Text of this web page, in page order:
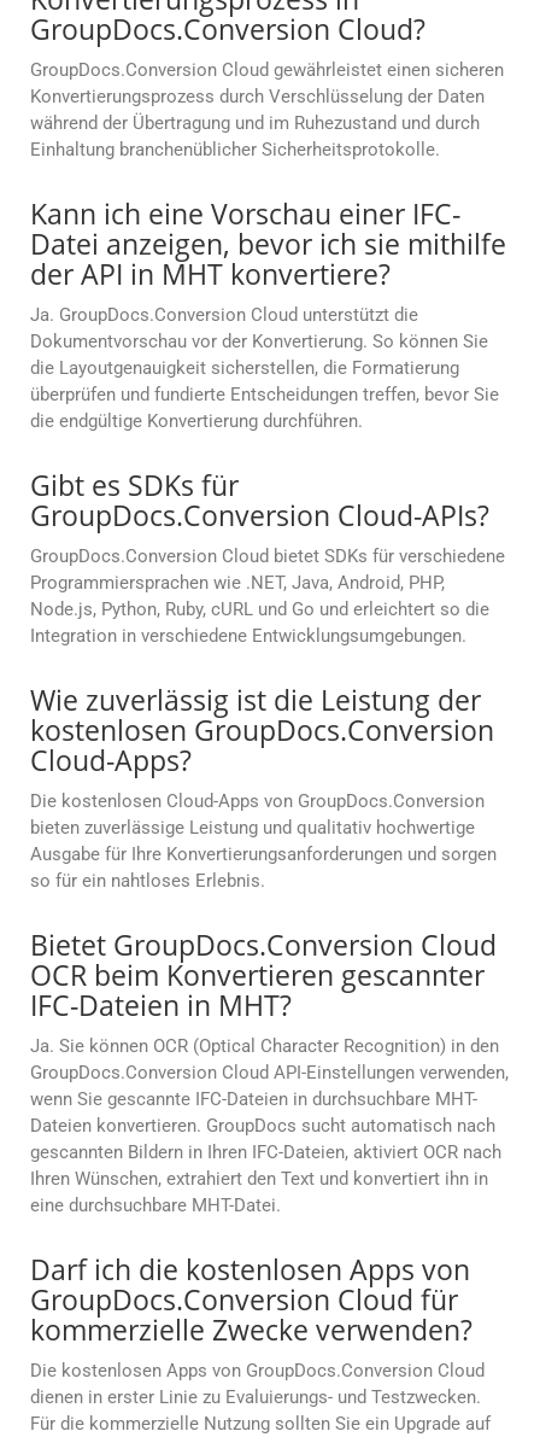
GroupDocs.Conversion Cloud?
GroupDocs.Conversion Cloud gewährleistet einen sicheren
Konvertierungsprozess durch Verschlüsselung der Daten
während der Übertragung und im Ruhezustand und durch
Einhaltung branchenüblicher Sicherheitsprotokolle.
Kann ich eine Vorschau einer IFC-
Datei anzeigen, bevor ich sie mithilfe
der API in MHT konvertiere?
Ja. GroupDocs.Conversion Cloud unterstützt die
Dokumentvorschau vor der Konvertierung. So können Sie
die Layoutgenauigkeit sicherstellen, die Formatierung
überprüfen und fundierte Entscheidungen treffen, bevor Sie
die endgültige Konvertierung durchführen.
Gibt es SDKs für
GroupDocs.Conversion Cloud-APIs?
GroupDocs.Conversion Cloud bietet SDKs für verschiedene
Programmiersprachen wie .NET, Java, Android, PHP,
Node.js, Python, Ruby, cURL und Go und erleichtert so die
Integration in verschiedene Entwicklungsumgebungen.
Wie zuverlässig ist die Leistung der
kostenlosen GroupDocs.Conversion
Cloud-Apps?
Die kostenlosen Cloud-Apps von GroupDocs.Conversion
bieten zuverlässige Leistung und qualitativ hochwertige
Ausgabe für Ihre Konvertierungsanforderungen und sorgen
so für ein nahtloses Erlebnis.
Bietet GroupDocs.Conversion Cloud
OCR beim Konvertieren gescannter
IFC-Dateien in MHT?
Ja. Sie können OCR (Optical Character Recognition) in den
GroupDocs.Conversion Cloud API-Einstellungen verwenden,
wenn Sie gescannte IFC-Dateien in durchsuchbare MHT-
Dateien konvertieren. GroupDocs sucht automatisch nach
gescannten Bildern in Ihren IFC-Dateien, aktiviert OCR nach
Ihren Wünschen, extrahiert den Text und konvertiert ihn in
eine durchsuchbare MHT-Datei.
Darf ich die kostenlosen Apps von
GroupDocs.Conversion Cloud für
kommerzielle Zwecke verwenden?
Die kostenlosen Apps von GroupDocs.Conversion Cloud
dienen in erster Linie zu Evaluierungs- und Testzwecken.
Für die kommerzielle Nutzung sollten Sie ein Upgrade auf